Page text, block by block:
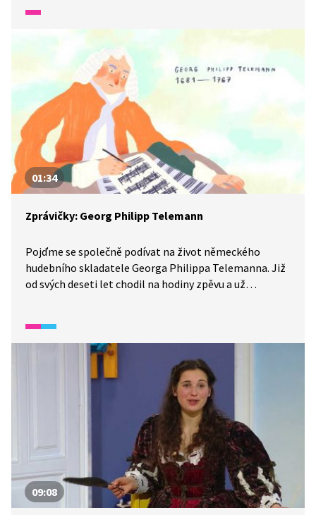
nástroje najdeme v orchestru nebo jak se cvičí, když
01:34
Zprávičky: Georg Philipp Telemann
Pojďme se společně podívat na život německého
hudebního skladatele Georga Philippa Telemanna. Již
od svých deseti let chodil na hodiny zpěvu a už
maminky a když studoval v Lipsku práva, zaujala jedna
jeho skladba místního starostu natolik, že ho pověřil
psaním hudby pro chrámy. Později pilně tvořil
a zakládal hudební soubory a zanechal po sobě stovky
skladeb. Dnes jsou jeho barokní skladby ceněny.
09:08